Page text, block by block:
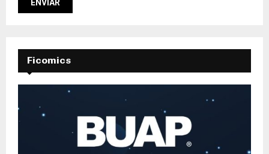
Ficomics